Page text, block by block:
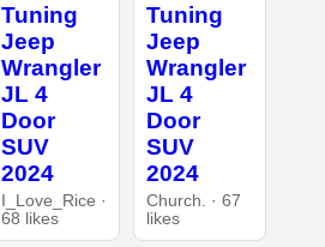
Tuning
Jeep
Wrangler
JL 4
Door
SUV
2024
I_Love_Rice ·
68 likes
Tuning
Jeep
Wrangler
JL 4
Door
SUV
2024
Church. · 67
likes